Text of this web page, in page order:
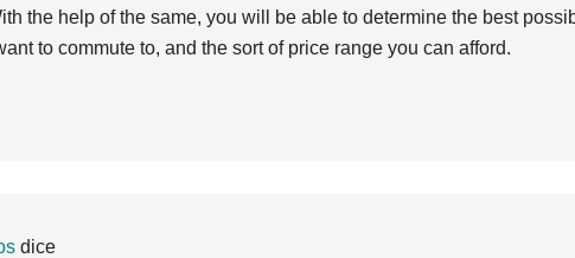
the help of the same, you will be able to determine the best
to commute to, and the sort of price range you can afford.
dice